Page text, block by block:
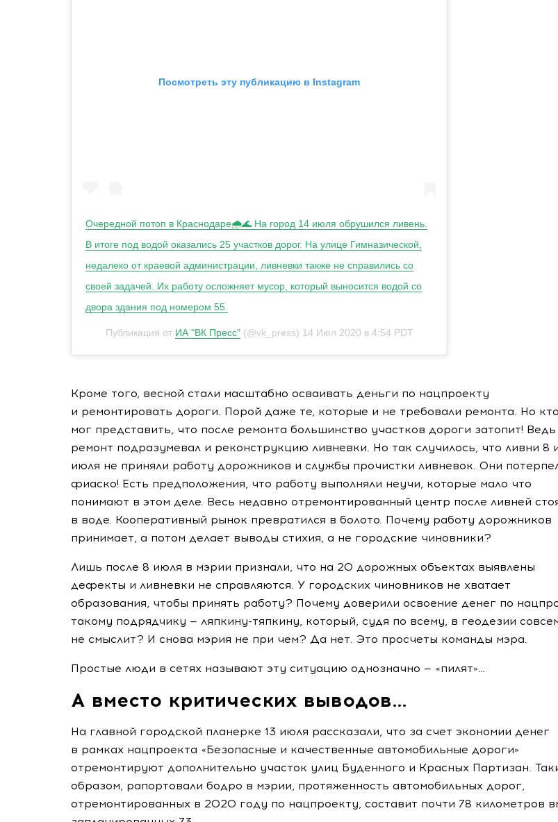
Посмотреть эту публикацию в Instagram
Очередной потоп в Краснодаре🌧🌊 На город 14 июля обрушился ливень.
В итоге под водой оказались 25 участков дорог. На улице Гимназической,
недалеко от краевой администрации, ливневки также не справились со
своей задачей. Их работу осложняет мусор, который выносится водой со
двора здания под номером 55.
Публикация от ИА "ВК Пресс"(@vk_press) 14 Июл 2020 в 4:54 PDT
Кроме того, весной стали масштабно осваивать деньги по нацпроекту
и ремонтировать дороги. Порой даже те, которые и не требовали ремонта. Но
мог представить, что после ремонта большинство участков дороги затопит! Ведь
ремонт подразумевал и реконструкцию ливневки. Но так случилось, что ливни 8
июля не приняли работу дорожников и службы прочистки ливневок. Они
фиаско! Есть предположения, что работу выполняли неучи, которые мало что
понимают в этом деле. Весь недавно отремонтированный центр после ливней
в воде. Кооперативный рынок превратился в болото. Почему работу дорожников
принимает, а потом делает выводы стихия, а не городские чиновники?
Лишь после 8 июля в мэрии признали, что на 20 дорожных объектах выявлены
дефекты и ливневки не справляются. У городских чиновников не хватает
образования, чтобы принять работу? Почему доверили освоение денег по
такому подрядчику — ляпкину-тяпкину, который, судя по всему, в геодезии
не смыслит? И снова мэрия не при чем? Да нет. Это просчеты команды мэра.
Простые люди в сетях называют эту ситуацию однозначно — «пилят»…
А вместо критических выводов…
На главной городской планерке 13 июля рассказали, что за счет экономии денег
в рамках нацпроекта «Безопасные и качественные автомобильные дороги»
отремонтируют дополнительно участок улиц Буденного и Красных Партизан.
образом, рапортовали бодро в мэрии, протяженность автомобильных дорог,
отремонтированных в 2020 году по нацпроекту, составит почти 78 километров